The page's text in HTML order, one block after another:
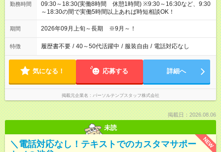
勤務時間
09:30～18:30(実働8時間 休憩1時間) ※9:30～16:30など、9:30
～18:30の間で実働5時間以上あれば時短相談OK！
期間 2026年09月上旬～長期 ※9月～！
特徴 履歴書不要 / 40～50代活躍中 / 服装自由 / 電話対応なし
気になる！ 応募する 詳細へ
掲載元企業名 パーソルテンプスタッフ株式会社
掲載日：2026.08.06
未読
NEW
＼電話対応なし！テキストでのカスタマサポー